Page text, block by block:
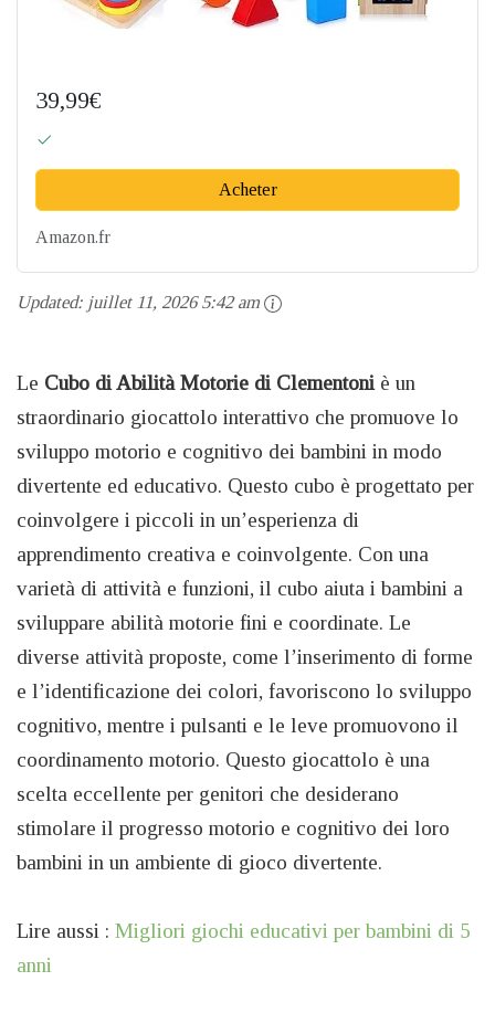
39,99€
Acheter
Amazon.fr
Updated: juillet 11, 2026 5:42 am
Le Cubo di Abilità Motorie di Clementoniè un
straordinario giocattolo interattivo che promuove lo
sviluppo motorio e cognitivo dei bambini in modo
divertente ed educativo. Questo cubo è progettato per
coinvolgere i piccoli in un’esperienza di
apprendimento creativa e coinvolgente. Con una
varietà di attività e funzioni, il cubo aiuta i bambini a
sviluppare abilità motorie fini e coordinate. Le
diverse attività proposte, come l’inserimento di forme
e l’identificazione dei colori, favoriscono lo sviluppo
cognitivo, mentre i pulsanti e le leve promuovono il
coordinamento motorio. Questo giocattolo è una
scelta eccellente per genitori che desiderano
stimolare il progresso motorio e cognitivo dei loro
bambini in un ambiente di gioco divertente.
Lire aussi : Migliori giochi educativi per bambini di 5
anni